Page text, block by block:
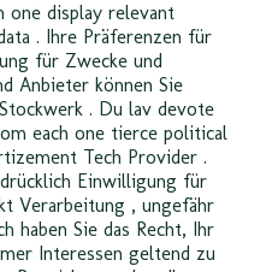
one display relevant
. Ihre Präferenzen für
für Zwecke und
Anbieter können Sie
. Du lav devote
each one tierce political
Tech Provider .
Einwilligung für
Verarbeitung , ungefähr
haben Sie das Recht, Ihr
Interessen geltend zu